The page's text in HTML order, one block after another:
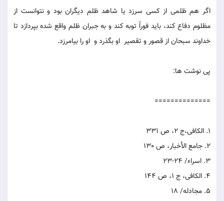
اگر هم ظلمی از کسی سرزد یا شاهد ظلم دیگران بود و نتوانست از
مظلوم دفاع کند، باید فوراً توبه کند و به جبران ظلم واقع شده بپردازد تا
خداوند سبحان از قصور و تقصیر او بگذرد و او را بیامرزد.
پی نوشت ها:
==============
1. الکافی،ج 2، ص 331
2. جامع الأخبار، ص 130
3. اسراء/ 24-23
4. الکافی، ج 1، ص 144
5. مجادله/ 18